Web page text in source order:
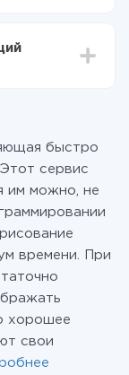
из одной
Подробнее
быстро
сервис
им можно, не
времени. При
хорошее
свои